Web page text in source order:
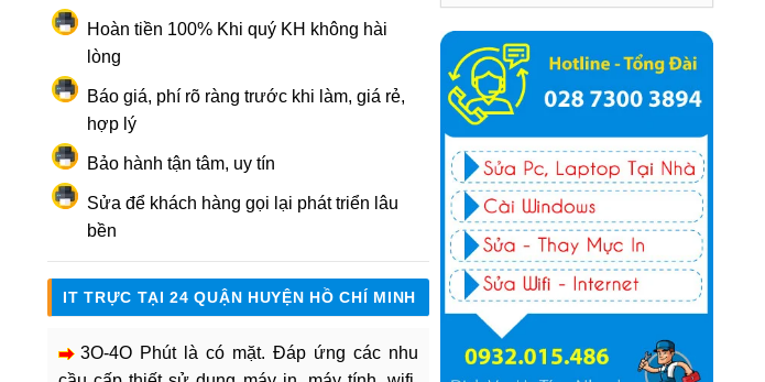
Hoàn tiền 100% Khi quý KH không hài
lòng
Báo giá, phí rõ ràng trước khi làm, giá rẻ,
hợp lý
Bảo hành tận tâm, uy tín
Sửa để khách hàng gọi lại phát triển lâu
bền
IT TRỰC TẠI 24 QUẬN HUYỆN HỒ CHÍ MINH
3O-4O Phút là có mặt. Đáp ứng các nhu